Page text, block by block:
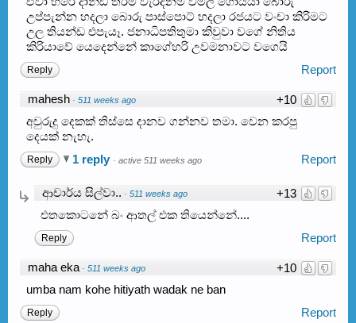
උප්පැන්න හදලා බොරු පාස්පොට් හදලා රජයට වංචා කිරිමට
උල තියන්ඩ එපැයෑ. ජනාධිපතිතුමා කිවුවා වගේ නිතිය
කිරියාවේ යෙදෙන්නේ කාගේහරි උවමනාවට වගෙයි
Report
Reply
+10
mahesh · 511 weeks ago
අවුරුදු දෙකක් තිස්සෙ දානව ගන්නව තමා. වෙන කරපු
දෙයක් නැහැ.
Report
Reply 1 reply · active 511 weeks ago
+13
ආචාර්ය සිල්වා.. · 511 weeks ago
එතකොටනේ බං ආතල් එක තියෙන්නේ....
Report
Reply
+10
maha eka · 511 weeks ago
umba nam kohe hitiyath wadak ne ban
Report
Reply